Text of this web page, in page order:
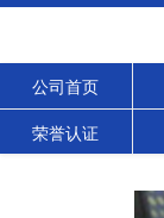
公司首页
荣誉认证